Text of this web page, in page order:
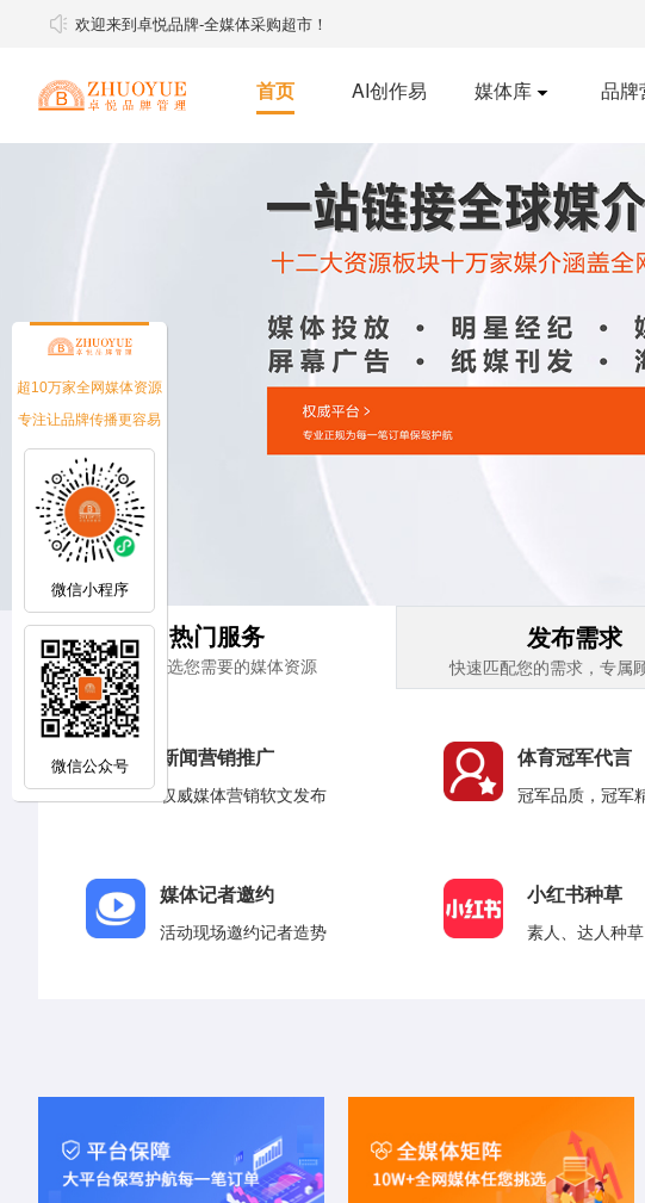
欢迎来到卓悦品牌-全媒体采购超市！
首页 AI创作易 媒体库 品牌
热门服务
在线挑选您需要的媒体资源
发布需求
快速匹配您的需求，专属
新闻营销推广
权威媒体营销软文发布
体育冠军代言
冠军品质，冠军
媒体记者邀约
活动现场邀约记者造势
小红书种草
素人、达人种
超10万家全网媒体资源
专注让品牌传播更容易
微信小程序
微信公众号